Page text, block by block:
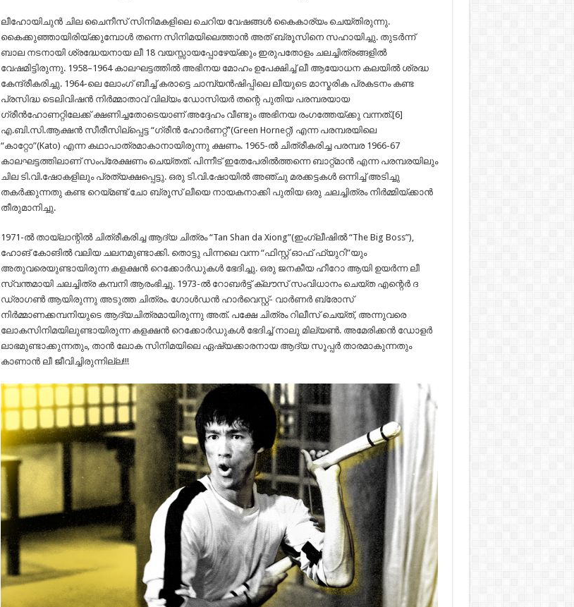
ലീഹോയിചുൻ ചില ചൈനീസ് സിനിമകളിലെ ചെറിയ വേഷങ്ങൾ കൈകാര്യം ചെയ്തിരുന്നു.
കൈക്കുഞ്ഞായിരിയ്ക്കുമ്പോൾ തന്നെ സിനിമയിലെത്താൻ അത് ബ്രൂസിനെ സഹായിച്ചു. തുടർന്ന്
ബാല നടനായി ശ്രദ്ധേയനായ ലീ 18 വയസ്സായപ്പോഴേയ്ക്കും ഇരുപതോളം ചലച്ചിത്രങ്ങളിൽ
വേഷമിട്ടിരുന്നു. 1958–1964 കാലഘട്ടത്തിൽ അഭിനയ മോഹം ഉപേക്ഷിച്ച് ലീ ആയോധന കലയിൽ ശ്രദ്ധ
കേന്ദ്രീകരിച്ചു. 1964-ലെ ലോംഗ് ബീച്ച് കരാട്ടെ ചാമ്പ്യൻഷിപ്പിലെ ലീയുടെ മാസ്മരിക പ്രകടനം കണ്ട
പ്രസിദ്ധ ടെലിവിഷൻ നിർമ്മാതാവ് വില്യം ഡോസിയർ തന്റെ പുതിയ പരമ്പരയായ
ഗ്രീൻഹോണറ്റിലേക്ക് ക്ഷണിച്ചതോടെയാണ്‌ അദ്ദേഹം വീണ്ടും അഭിനയ രംഗത്തേയ്ക്കു വന്നത്.[6]
എ.ബി.സി.ആക്ഷൻ സീരീസില്പ്പെട്ട “ഗ്രീൻ ഹോർണറ്റ്”(Green Horneറ്റ്) എന്ന പരമ്പരയിലെ
“കാറ്റോ”(Kato) എന്ന കഥാപാത്രമാകാനായിരുന്നു ക്ഷണം. 1965-ൽ ചിത്രീകരിച്ച പരമ്പര 1966-67
കാലഘട്ടത്തിലാണ്‌ സംപ്രേക്ഷണം ചെയ്തത്. പിന്നീട് ഇതേപേരിൽത്തന്നെ ബാറ്റ്മാൻ എന്ന പരമ്പരയിലും
ചില ടി.വി.ഷോകളിലും പ്രത്യക്ഷപ്പെട്ടു. ഒരു ടി.വി.ഷോയിൽ അഞ്ചു മരക്കട്ടകൾ ഒന്നിച്ച് അടിച്ചു
തകർക്കുന്നതു കണ്ട റെയ്മണ്ട് ചോ ബ്രൂസ് ലീയെ നായകനാക്കി പുതിയ ഒരു ചലച്ചിത്രം നിർമ്മിയ്ക്കാൻ
തീരുമാനിച്ചു.
1971-ൽ തായ്‌ലാന്റിൽ ചിത്രീകരിച്ച ആദ്യ ചിത്രം “Tan Shan da Xiong”(ഇംഗ്ലീഷിൽ “The Big Boss”),
ഹോങ് കോങിൽ വലിയ ചലനമുണ്ടാക്കി. തൊട്ടു പിന്നലെ വന്ന “ഫിസ്റ്റ് ഓഫ് ഫ്യുറി”യും
അതുവരെയുണ്ടായിരുന്ന കളക്ഷൻ റെക്കോർഡുകൾ ഭേദിച്ചു. ഒരു ജനകീയ ഹീറോ ആയി ഉയർന്ന ലീ
സ്വന്തമായി ചലച്ചിത്ര കമ്പനി ആരംഭിച്ചു. 1973-ൽ റോബർട്ട് ക്ലൗസ് സം‌വിധാനം ചെയ്ത എന്റെർ ദ
ഡ്രാഗൺ ആയിരുന്നു അടുത്ത ചിത്രം. ഗോൾഡൻ ഹാർവെസ്റ്റ്- വാർണർ ബ്രോസ്
നിർമ്മാണക്കമ്പനിയുടെ ആദ്യചിത്രമായിരുന്നു അത്. പക്ഷേ ചിത്രം റിലീസ് ചെയ്ത്, അന്നുവരെ
ലോകസിനിമയിലുണ്ടായിരുന്ന കളക്ഷൻ റെക്കോർഡുകൾ ഭേദിച്ച് നാലു മില്യൺ. അമേരിക്കൻ ഡോളർ
ലാഭമുണ്ടാക്കുന്നതും, താൻ ലോക സിനിമയിലെ ഏഷ്യക്കാരനായ ആദ്യ സൂപ്പർ താരമാകുന്നതും
കാണാൻ ലീ ജീവിച്ചിരുന്നില്ല!!!